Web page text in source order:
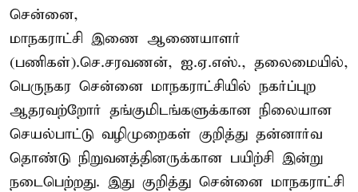
சென்னை,
மாநகராட்சி இணை ஆணையாளர்
(பணிகள்).செ.சரவணன், ஐ.ஏ.எஸ்., தலைமையில்,
பெருநகர சென்னை மாநகராட்சியில் நகர்ப்புற
ஆதரவற்றோர் தங்குமிடங்களுக்கான நிலையான
செயல்பாட்டு வழிமுறைகள் குறித்து தன்னார்வ
தொண்டு நிறுவனத்தினருக்கான பயிற்சி இன்று
நடைபெற்றது. இது குறித்து சென்னை மாநகராட்சி